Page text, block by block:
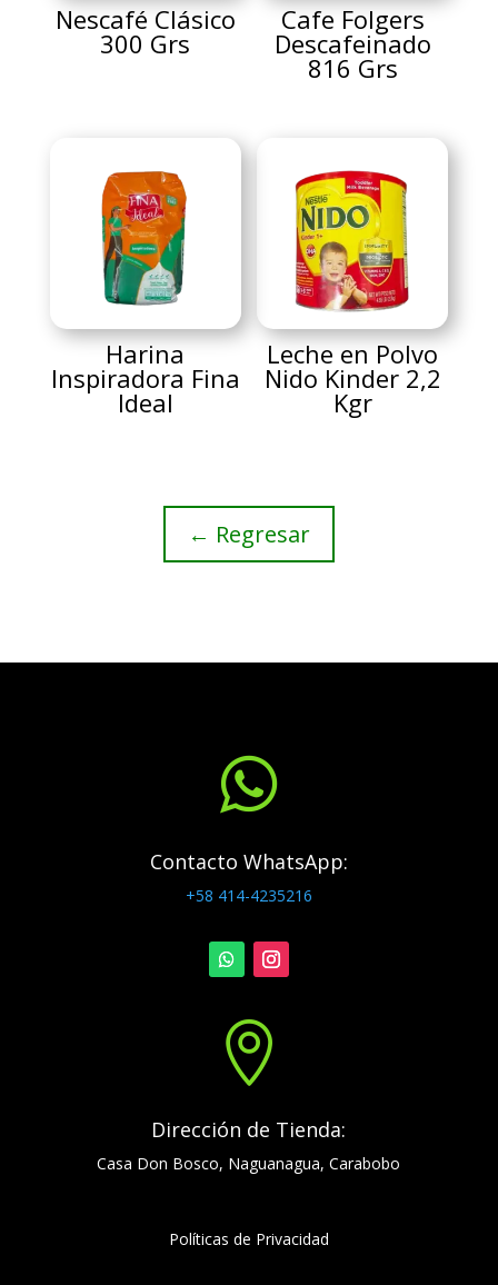
Nescafé Clásico
300 Grs
Cafe Folgers
Descafeinado
816 Grs
Harina
Inspiradora Fina
Ideal
Leche en Polvo
Nido Kinder 2,2
Kgr
← Regresar

Contacto WhatsApp:
+58 414-4235216

Dirección de Tienda:
Casa Don Bosco, Naguanagua, Carabobo
Políticas de Privacidad